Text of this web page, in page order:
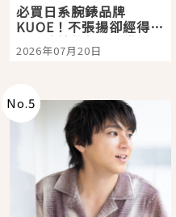
必買日系腕錶品牌
KUOE！不張揚卻經得起
時間洗鍊的經典之作五
選
2026年07月20日
No.5